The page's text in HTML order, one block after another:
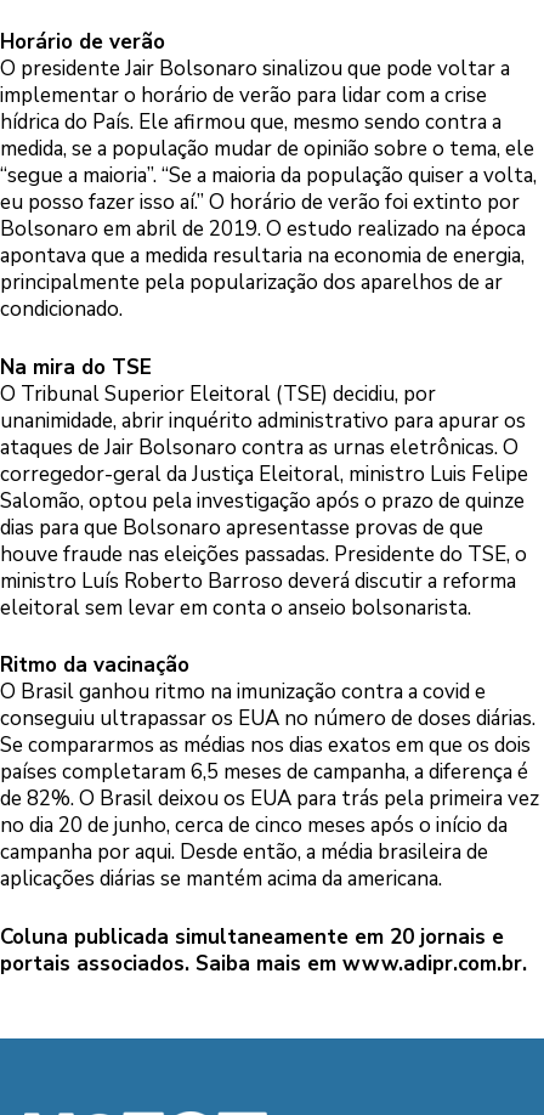
Horário de verão
O presidente Jair Bolsonaro sinalizou que pode voltar a
implementar o horário de verão para lidar com a crise
hídrica do País. Ele afirmou que, mesmo sendo contra a
medida, se a população mudar de opinião sobre o tema, ele
“segue a maioria”. “Se a maioria da população quiser a volta,
eu posso fazer isso aí.” O horário de verão foi extinto por
Bolsonaro em abril de 2019. O estudo realizado na época
apontava que a medida resultaria na economia de energia,
principalmente pela popularização dos aparelhos de ar
condicionado.
Na mira do TSE
O Tribunal Superior Eleitoral (TSE) decidiu, por
unanimidade, abrir inquérito administrativo para apurar os
ataques de Jair Bolsonaro contra as urnas eletrônicas. O
corregedor-geral da Justiça Eleitoral, ministro Luis Felipe
Salomão, optou pela investigação após o prazo de quinze
dias para que Bolsonaro apresentasse provas de que
houve fraude nas eleições passadas. Presidente do TSE, o
ministro Luís Roberto Barroso deverá discutir a reforma
eleitoral sem levar em conta o anseio bolsonarista.
Ritmo da vacinação
O Brasil ganhou ritmo na imunização contra a covid e
conseguiu ultrapassar os EUA no número de doses diárias.
Se compararmos as médias nos dias exatos em que os dois
países completaram 6,5 meses de campanha, a diferença é
de 82%. O Brasil deixou os EUA para trás pela primeira vez
no dia 20 de junho, cerca de cinco meses após o início da
campanha por aqui. Desde então, a média brasileira de
aplicações diárias se mantém acima da americana.
Coluna publicada simultaneamente em 20 jornais e
portais associados. Saiba mais em www.adipr.com.br.